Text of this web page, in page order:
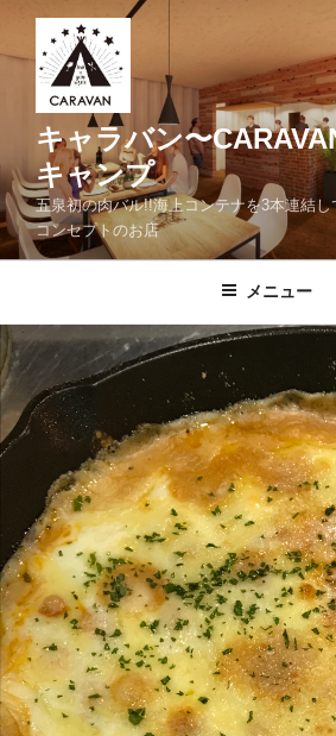
ス
キ
ッ
キャラバン〜
キャンプ
五泉初の肉バル!!海上コンテナを3本連結
コンセプトのお店
メニュー